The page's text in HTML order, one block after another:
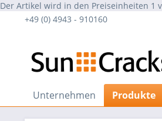
Der Artikel wird in den Preiseinheiten 1
+49 (0) 4943 - 910160
Unternehmen Produkte